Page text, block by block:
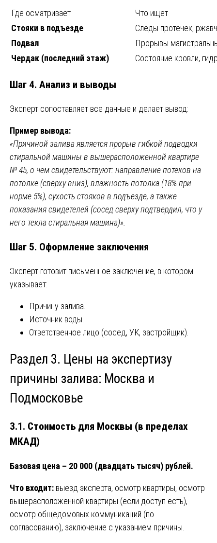
Где осматривает
Что ищет
Стояки в подъезде
Следы протечек,
Подвал
Прорывы
Чердак (последний этаж)
Состояние кровли,
Шаг 4. Анализ и выводы
Эксперт сопоставляет все данные и делает вывод:
Пример вывода:
«Причиной залива является прорыв гибкой подводки
стиральной машины в вышерасположенной квартире
№ 45, о чем свидетельствуют: направление потеков на
потолке (сверху вниз), влажность потолка (18% при
норме 5%), сухость стояков в подъезде, а также
показания свидетелей (сосед сверху подтвердил, что у
него текла стиральная машина)».
Шаг 5. Оформление заключения
Эксперт готовит письменное заключение, в котором
указывает:
Причину залива.
Источник воды.
Ответственное лицо (сосед, УК, застройщик).
Раздел 3. Цены на экспертизу
причины залива: Москва и
Подмосковье
3.1. Стоимость для Москвы (в пределах
МКАД)
Базовая цена – 20 000 (двадцать тысяч) рублей.
Что входит: выезд эксперта, осмотр квартиры, осмотр
вышерасположенной квартиры (если доступ есть),
осмотр общедомовых коммуникаций (по
согласованию), заключение с указанием причины.